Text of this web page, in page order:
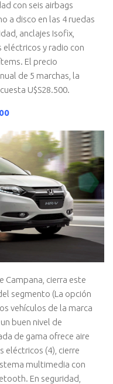
con seis airbags
a disco en las 4 ruedas
anclajes Isofix,
eléctricos y radio con
El precio
de 5 marchas, la
U$S28.500.
Campana, cierra este
segmento (La opción
vehículos de la marca
buen nivel de
de gama ofrece aire
eléctricos (4), cierre
multimedia con
En seguridad,